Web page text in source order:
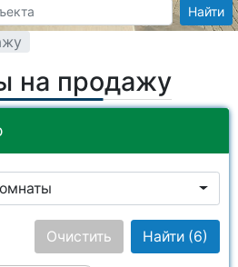
Найти
на продажу
Найти (6)
Очистить